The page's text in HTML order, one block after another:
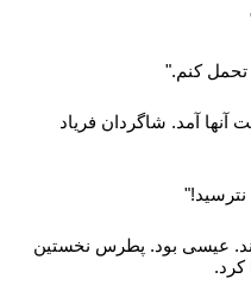
تحمل کنم."
آمد. شاگردان فریاد
عیسی بود. پطرس نخستین